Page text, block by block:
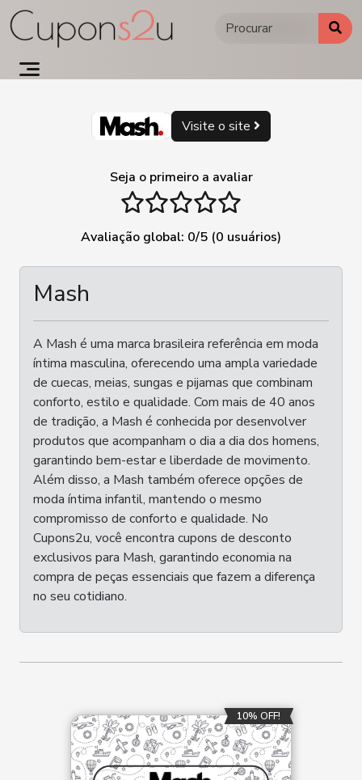
para
conteúdo
Visite o site
Seja o primeiro a avaliar
4 stars
3 stars
2 stars
1 stars
Avaliação global: 0/5 (0 usuários)
Mash
A Mash é uma marca brasileira referência em moda
íntima masculina, oferecendo uma ampla variedade
de cuecas, meias, sungas e pijamas que combinam
conforto, estilo e qualidade. Com mais de 40 anos
de tradição, a Mash é conhecida por desenvolver
produtos que acompanham o dia a dia dos homens,
garantindo bem-estar e liberdade de movimento.
Além disso, a Mash também oferece opções de
moda íntima infantil, mantendo o mesmo
compromisso de conforto e qualidade. No
Cupons2u, você encontra cupons de desconto
exclusivos para Mash, garantindo economia na
compra de peças essenciais que fazem a diferença
no seu cotidiano.
10% OFF!